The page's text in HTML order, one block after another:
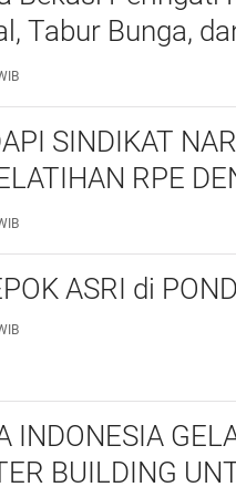
Tabur Bunga,
Anggota
SINDIKAT
RPE
ASRI di
INDONESIA
BUILDING